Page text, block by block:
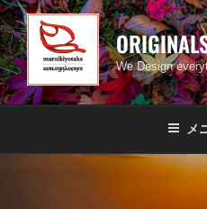
コ
ン
テ
ン
ツ
We Design
メ